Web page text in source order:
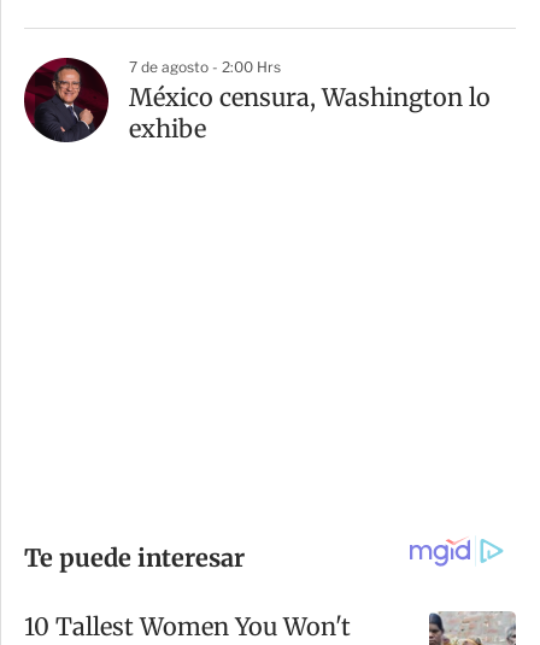
7 de agosto - 2:00 Hrs
México censura, Washington lo
exhibe